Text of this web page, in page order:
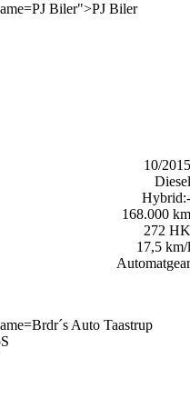
Biler">PJ Biler
10/2015
Diesel
Hybrid:-
168.000 km
272 HK
17,5 km/l
Automatgear
Auto Taastrup